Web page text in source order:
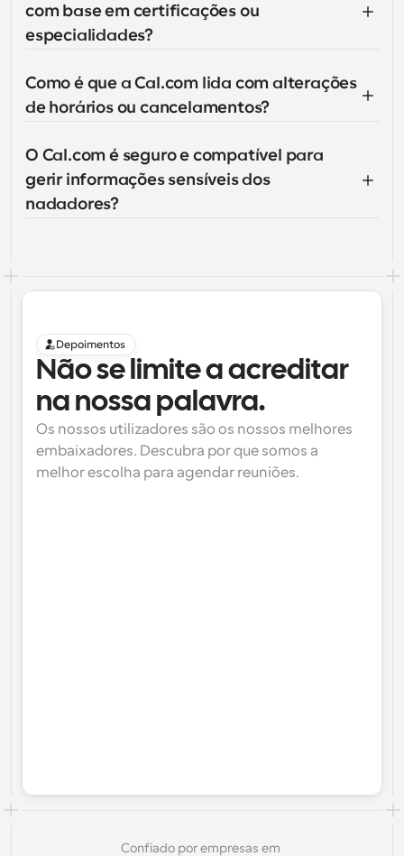
com base em certificações ou
especialidades?
Como é que a Cal.com lida com alterações
de horários ou cancelamentos?
O Cal.com é seguro e compatível para
gerir informações sensíveis dos
nadadores?
Depoimentos
Não se limite a acreditar
na nossa palavra.
Os nossos utilizadores são os nossos melhores
embaixadores. Descubra por que somos a
melhor escolha para agendar reuniões.
Confiado por empresas em